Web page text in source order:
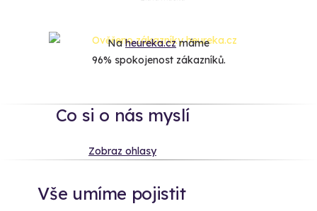
Naheureka.czmáme
96% spokojenost zákazníků.
Co si o nás myslí
Zobraz ohlasy
Vše umíme pojistit